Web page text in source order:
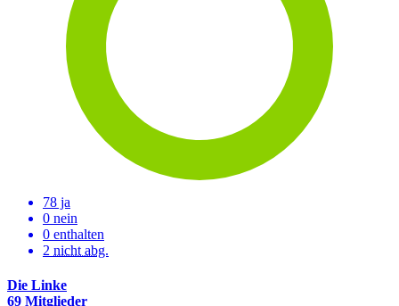
78 ja
0 nein
0 enthalten
2 nicht abg.
Die Linke
69 Mitglieder